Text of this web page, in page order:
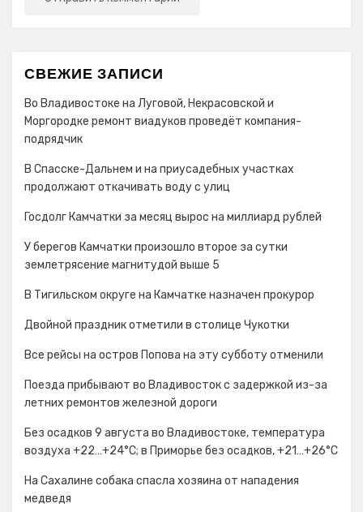
СВЕЖИЕ ЗАПИСИ
Во Владивостоке на Луговой, Некрасовской и
Моргородке ремонт виадуков проведёт компания-
подрядчик
В Спасске-Дальнем и на приусадебных участках
продолжают откачивать воду с улиц
Госдолг Камчатки за месяц вырос на миллиард рублей
У берегов Камчатки произошло второе за сутки
землетрясение магнитудой выше 5
В Тигильском округе на Камчатке назначен прокурор
Двойной праздник отметили в столице Чукотки
Все рейсы на остров Попова на эту субботу отменили
Поезда прибывают во Владивосток с задержкой из-за
летних ремонтов железной дороги
Без осадков 9 августа во Владивостоке, температура
воздуха +22…+24°C; в Приморье без осадков, +21…+26°C
На Сахалине собака спасла хозяина от нападения
медведя